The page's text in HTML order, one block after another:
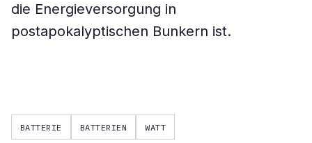
die Energieversorgung in
postapokalyptischen Bunkern ist.
BATTERIE BATTERIEN WATT